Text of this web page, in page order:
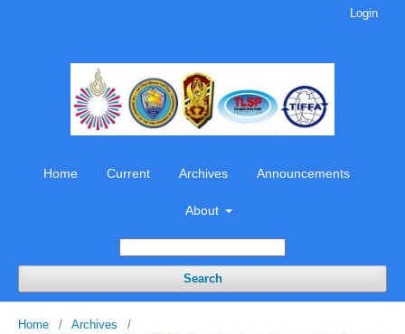
Home Current Archives Announcements
About
Search
Login
Home / Archives
/